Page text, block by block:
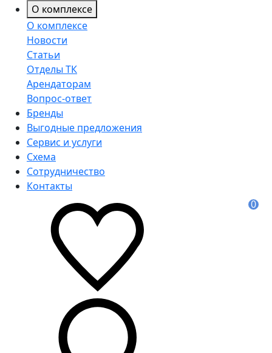
О комплексе
О комплексе
Новости
Статьи
Отделы ТК
Арендаторам
Вопрос-ответ
Бренды
Выгодные предложения
Сервис и услуги
Схема
Сотрудничество
Контакты
0